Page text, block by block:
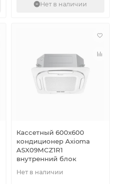
Нет в наличии
Кассетный 600х600
кондиционер Axioma
ASX09MCZ1R1
внутренний блок
Нет в наличии